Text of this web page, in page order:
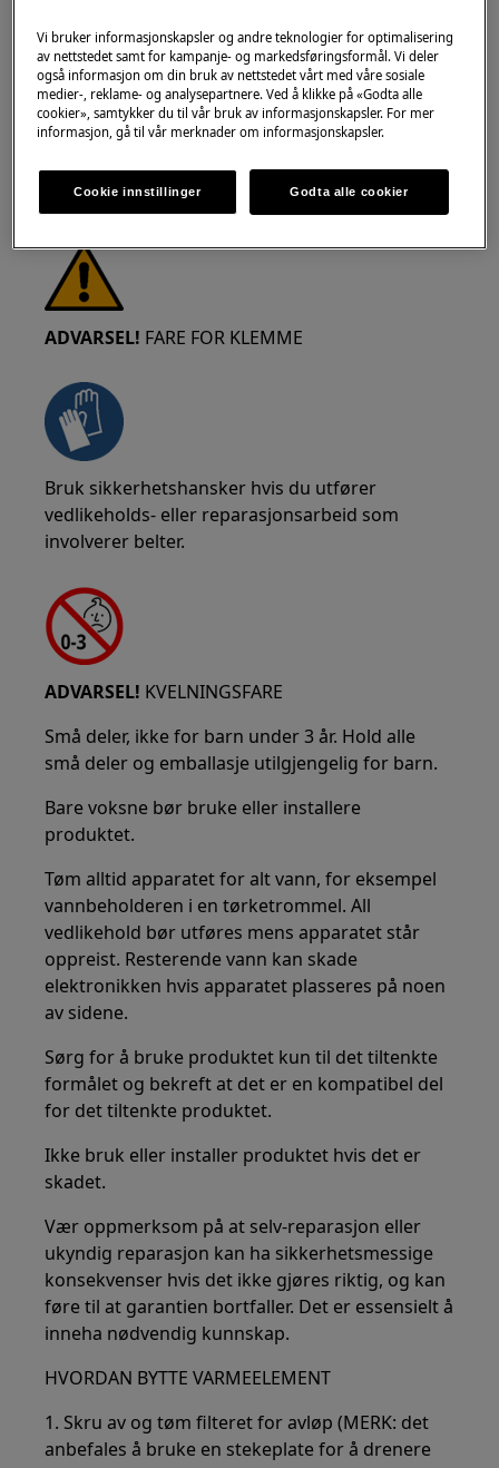
Bruk vernebriller hvis du utfører vedlikeholds-
eller reparasjonsarbeid som involverer fjærer.
ADVARSEL! FARE FOR KLEMME
Bruk sikkerhetshansker hvis du utfører
vedlikeholds- eller reparasjonsarbeid som
involverer belter.
ADVARSEL! KVELNINGSFARE
Små deler, ikke for barn under 3 år. Hold alle
små deler og emballasje utilgjengelig for barn.
Bare voksne bør bruke eller installere
produktet.
Tøm alltid apparatet for alt vann, for eksempel
vannbeholderen i en tørketrommel. All
vedlikehold bør utføres mens apparatet står
oppreist. Resterende vann kan skade
elektronikken hvis apparatet plasseres på noen
av sidene.
Sørg for å bruke produktet kun til det tiltenkte
formålet og bekreft at det er en kompatibel del
for det tiltenkte produktet.
Ikke bruk eller installer produktet hvis det er
skadet.
Vær oppmerksom på at selv-reparasjon eller
ukyndig reparasjon kan ha sikkerhetsmessige
konsekvenser hvis det ikke gjøres riktig, og kan
føre til at garantien bortfaller. Det er essensielt å
inneha nødvendig kunnskap.
HVORDAN BYTTE VARMEELEMENT
1. Skru av og tøm filteret for avløp (MERK: det
anbefales å bruke en stekeplate for å drenere
Vi bruker informasjonskapsler og andre teknologier for optimalisering
av nettstedet samt for kampanje- og markedsføringsformål. Vi deler
også informasjon om din bruk av nettstedet vårt med våre sosiale
medier-, reklame- og analysepartnere. Ved å klikke på «Godta alle
cookier», samtykker du til vår bruk av informasjonskapsler. For mer
informasjon, gå til vår merknader om informasjonskapsler.
Cookie innstillinger Godta alle cookier